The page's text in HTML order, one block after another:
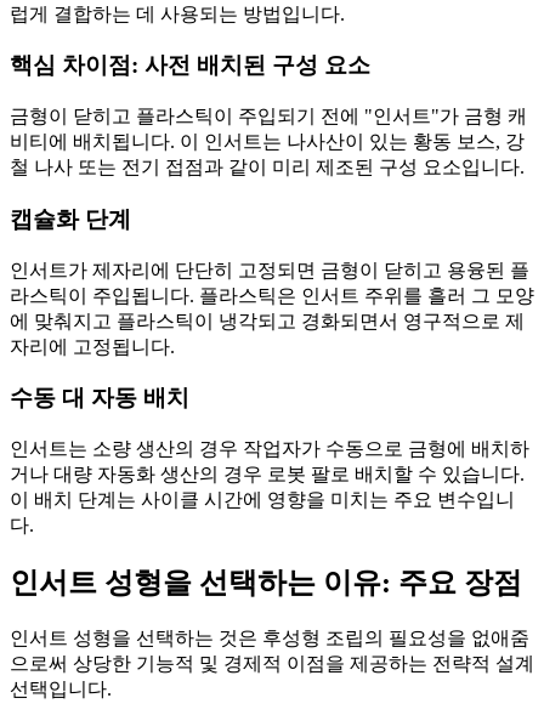
럽게 결합하는 데 사용되는 방법입니다.
핵심 차이점: 사전 배치된 구성 요소
금형이 닫히고 플라스틱이 주입되기 전에 "인서트"가 금형 캐
비티에 배치됩니다. 이 인서트는 나사산이 있는 황동 보스, 강
철 나사 또는 전기 접점과 같이 미리 제조된 구성 요소입니다.
캡슐화 단계
인서트가 제자리에 단단히 고정되면 금형이 닫히고 용융된 플
라스틱이 주입됩니다. 플라스틱은 인서트 주위를 흘러 그 모양
에 맞춰지고 플라스틱이 냉각되고 경화되면서 영구적으로 제
자리에 고정됩니다.
수동 대 자동 배치
인서트는 소량 생산의 경우 작업자가 수동으로 금형에 배치하
거나 대량 자동화 생산의 경우 로봇 팔로 배치할 수 있습니다.
이 배치 단계는 사이클 시간에 영향을 미치는 주요 변수입니
다.
인서트 성형을 선택하는 이유: 주요 장점
인서트 성형을 선택하는 것은 후성형 조립의 필요성을 없애줌
으로써 상당한 기능적 및 경제적 이점을 제공하는 전략적 설계
선택입니다.